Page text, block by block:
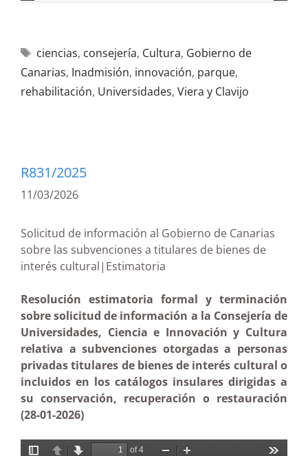
ciencias, consejería, Cultura, Gobierno de
Canarias, Inadmisión, innovación, parque,
rehabilitación, Universidades, Viera y Clavijo
R831/2025
11/03/2026
Solicitud de información al Gobierno de Canarias
sobre las subvenciones a titulares de bienes de
interés cultural|Estimatoria
Resolución estimatoria formal y terminación
sobre solicitud de información a la Consejería de
Universidades, Ciencia e Innovación y Cultura
relativa a subvenciones otorgadas a personas
privadas titulares de bienes de interés cultural o
incluidos en los catálogos insulares dirigidas a
su conservación, recuperación o restauración
(28-01-2026)